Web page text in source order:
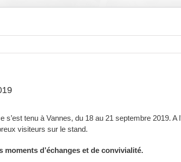
tenu à Vannes, du 18 au 21 septembre 2019. A
visiteurs sur le stand.
moments d’échanges et de convivialité.